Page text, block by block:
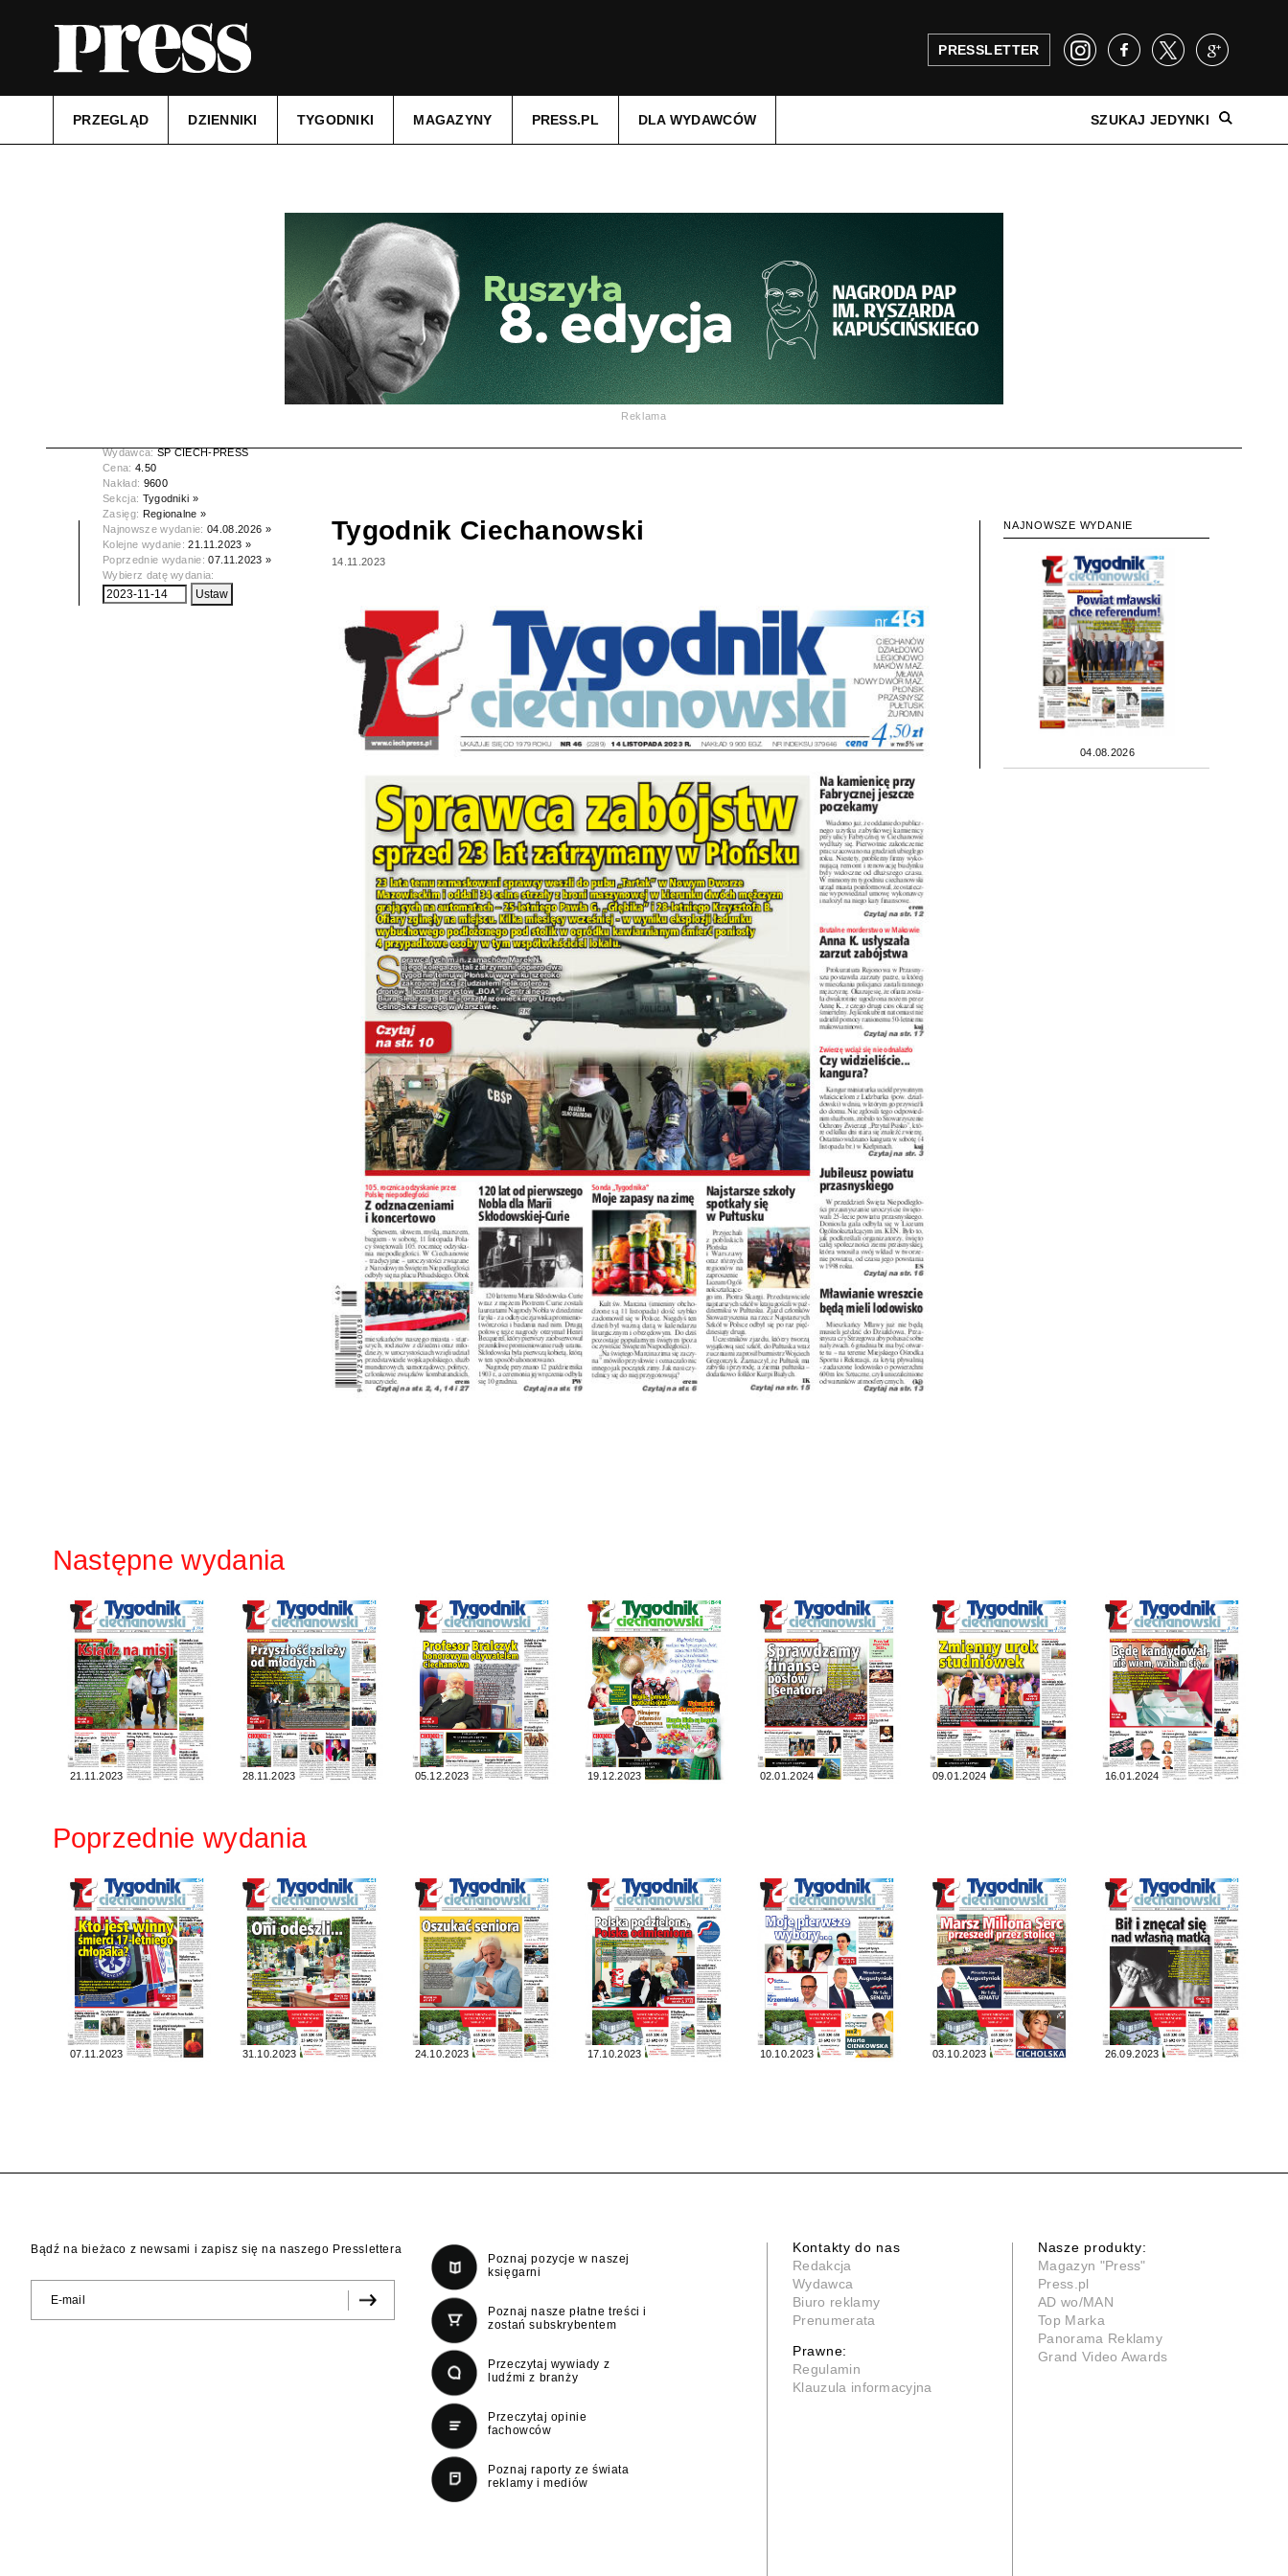
PRESSLETTER
PRZEGLĄD DZIENNIKI TYGODNIKI MAGAZYNY PRESS.PL DLA WYDAWCÓW SZUKAJ JEDYNKI
Reklama
Wydawca:SP CIECH-PRESS
Cena: 4.50
Nakład: 9600
Sekcja: Tygodniki »
Zasięg: Regionalne »
Najnowsze wydanie:04.08.2026 »
Kolejne wydanie:21.11.2023 »
Poprzednie wydanie:07.11.2023 »
Wybierz datę wydania:
Tygodnik Ciechanowski
14.11.2023
NAJNOWSZE WYDANIE
04.08.2026
Następne wydania
21.11.2023 28.11.2023 05.12.2023 19.12.2023 02.01.2024 09.01.2024 16.01.2024
Poprzednie wydania
07.11.2023 31.10.2023 24.10.2023 17.10.2023 10.10.2023 03.10.2023 26.09.2023
Bądź na bieżaco z newsami i zapisz się na naszego Presslettera
Poznaj pozycje w naszej
księgarni
Poznaj nasze płatne treści i
zostań subskrybentem
Przeczytaj wywiady z
ludźmi z branży
Przeczytaj opinie
fachowców
Poznaj raporty ze świata
reklamy i mediów
Kontakty do nas
Redakcja
Wydawca
Biuro reklamy
Prenumerata
Prawne:
Regulamin
Klauzula informacyjna
Nasze produkty:
Magazyn "Press"
Press.pl
AD wo/MAN
Top Marka
Panorama Reklamy
Grand Video Awards